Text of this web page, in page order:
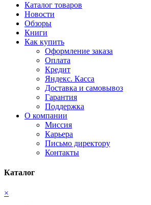
Каталог товаров
Новости
Обзоры
Книги
Как купить
Оформление заказа
Оплата
Кредит
Яндекс. Касса
Доставка и самовывоз
Гарантия
Поддержка
О компании
Миссия
Карьера
Письмо директору
Контакты
Каталог
×